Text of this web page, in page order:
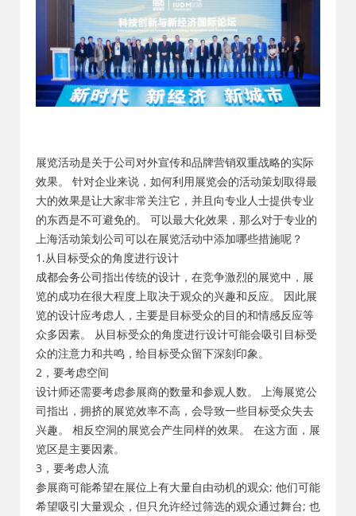
展览活动是关于公司对外宣传和品牌营销双重战略的实际
效果。 针对企业来说，如何利用展览会的活动策划取得最
大的效果是让大家非常关注它，并且向专业人士提供专业
的东西是不可避免的。 可以最大化效果，那么对于专业的
上海活动策划公司可以在展览活动中添加哪些措施呢？
1.从目标受众的角度进行设计
成都会务公司指出传统的设计，在竞争激烈的展览中，展
览的成功在很大程度上取决于观众的兴趣和反应。 因此展
览的设计应考虑人，主要是目标受众的目的和情感反应等
众多因素。 从目标受众的角度进行设计可能会吸引目标受
众的注意力和共鸣，给目标受众留下深刻印象。
2，要考虑空间
设计师还需要考虑参展商的数量和参观人数。 上海展览公
司指出，拥挤的展览效率不高，会导致一些目标受众失去
兴趣。 相反空洞的展览会产生同样的效果。 在这方面，展
览区是主要因素。
3，要考虑人流
参展商可能希望在展位上有大量自由动机的观众; 他们可能
希望吸引大量观众，但只允许经过筛选的观众通过舞台; 也